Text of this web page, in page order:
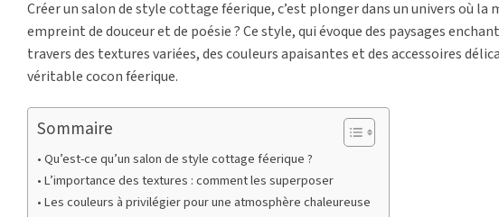
Créer un salon de style cottage féerique, c’est plonger dans un univers où
empreint de douceur et de poésie ? Ce style, qui évoque des paysages
travers des textures variées, des couleurs apaisantes et des accessoires
véritable cocon féerique.
Sommaire
Qu’est-ce qu’un salon de style cottage féerique ?
L’importance des textures : comment les superposer
Les couleurs à privilégier pour une atmosphère chaleureuse